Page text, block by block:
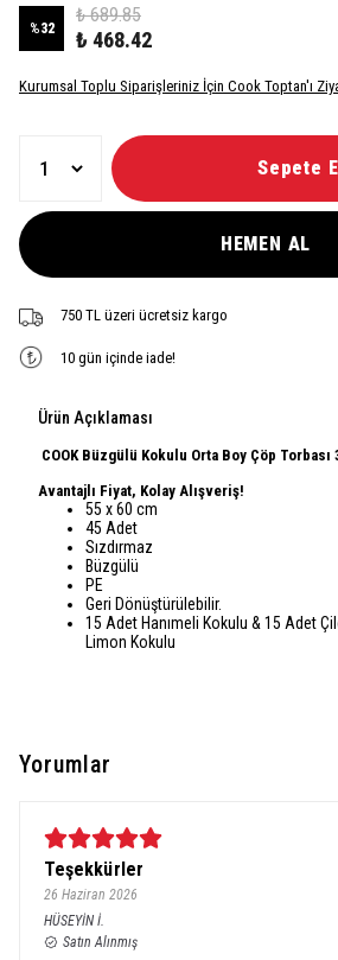
%32
₺ 689.85
₺ 468.42
Kurumsal Toplu Siparişleriniz İçin Cook Toptan'ı
Sepete
HEMEN AL
750 TL üzeri ücretsiz kargo
10 gün içinde iade!
Ürün Açıklaması
COOK Büzgülü Kokulu Orta Boy Çöp
Avantajlı Fiyat, Kolay Alışveriş!
55 x 60 cm
45 Adet
Sızdırmaz
Büzgülü
PE
Geri Dönüştürülebilir.
15 Adet Hanımeli Kokulu & 15 Adet
Limon Kokulu
Yorumlar
Teşekkürler
26 Haziran 2026
HÜSEYİN İ.
Satın Alınmış